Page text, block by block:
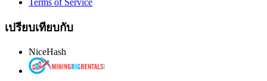
เปรียบเทียบกับ
NiceHash